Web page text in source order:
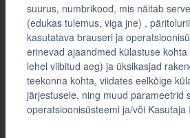
suurus, numbrikood, mis näitab
(edukas tulemus, viga jne) ,
kasutatava brauseri ja
erinevad ajaandmed külastuse
lehel viibitud aeg) ja üksikasjad
teekonna kohta, viidates eelkõige
järjestusele, ning muud parameetrid
operatsioonisüsteemi ja/või Kasutaja